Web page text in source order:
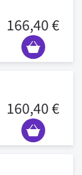
166,40 €
160,40 €